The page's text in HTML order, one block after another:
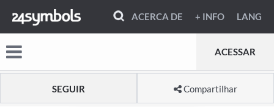
ACERCA DE + INFO LANG
ACESSAR
SEGUIR Compartilhar